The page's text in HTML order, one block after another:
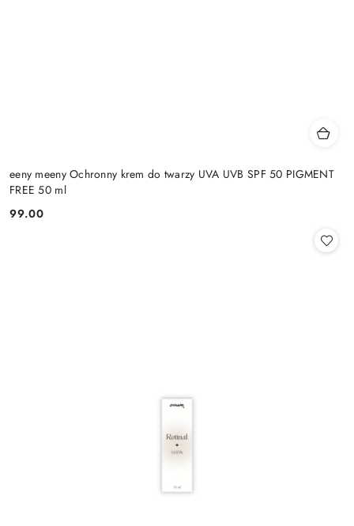
eeny meeny Ochronny krem do twarzy UVA UVB SPF 50 PIGMENT
FREE 50 ml
Cena:
99.00